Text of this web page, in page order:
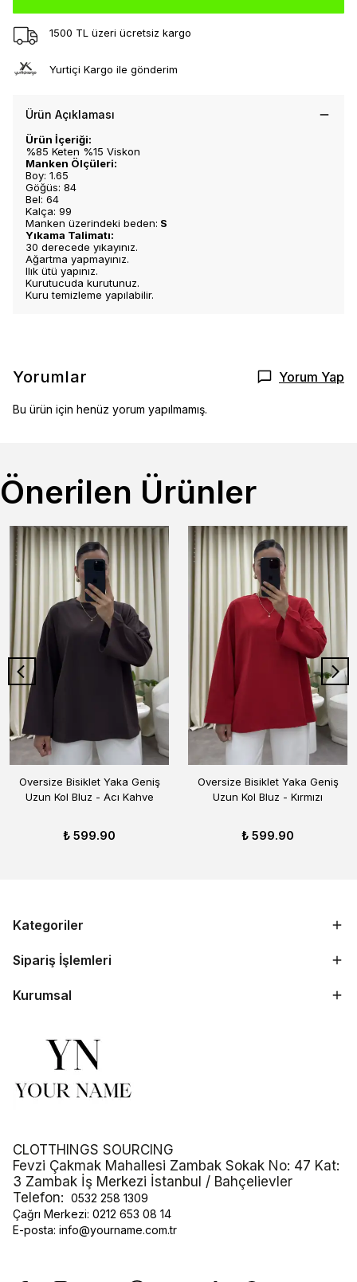
1500 TL üzeri ücretsiz kargo
Yurtiçi Kargo ile gönderim
Ürün Açıklaması
Ürün İçeriği:
%85 Keten %15 Viskon
Manken Ölçüleri:
Boy: 1.65
Göğüs: 84
Bel: 64
Kalça: 99
Manken üzerindeki beden: S
Yıkama Talimatı:
30 derecede yıkayınız.
Ağartma yapmayınız.
Ilık ütü yapınız.
Kurutucuda kurutunuz.
Kuru temizleme yapılabilir.
Yorumlar Yorum Yap
Bu ürün için henüz yorum yapılmamış.
Önerilen Ürünler
Oversize Bisiklet Yaka Geniş
Uzun Kol Bluz - Acı Kahve
₺ 599.90
Oversize Bisiklet Yaka Geniş
Uzun Kol Bluz - Kırmızı
₺ 599.90
Kategoriler
Sipariş İşlemleri
Kurumsal
CLOTTHINGS SOURCING
Fevzi Çakmak Mahallesi Zambak Sokak No: 47 Kat:
3 Zambak İş Merkezi İstanbul / Bahçelievler
Telefon: 0532 258 1309
Çağrı Merkezi: 0212 653 08 14
E-posta: info@yourname.com.tr